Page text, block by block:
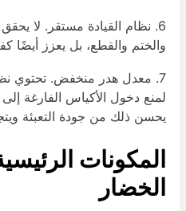
6. نظام القيادة مستقر. لا يحقق
والختم والقطع، بل يعزز أيضًا كفاءة
7. معدل هدر منخفض. تحتوي نظام
لمنع دخول الأكياس الفارغة إلى
يحسن ذلك من جودة التعبئة ويتجنب
المكونات الرئيسية
الخضار